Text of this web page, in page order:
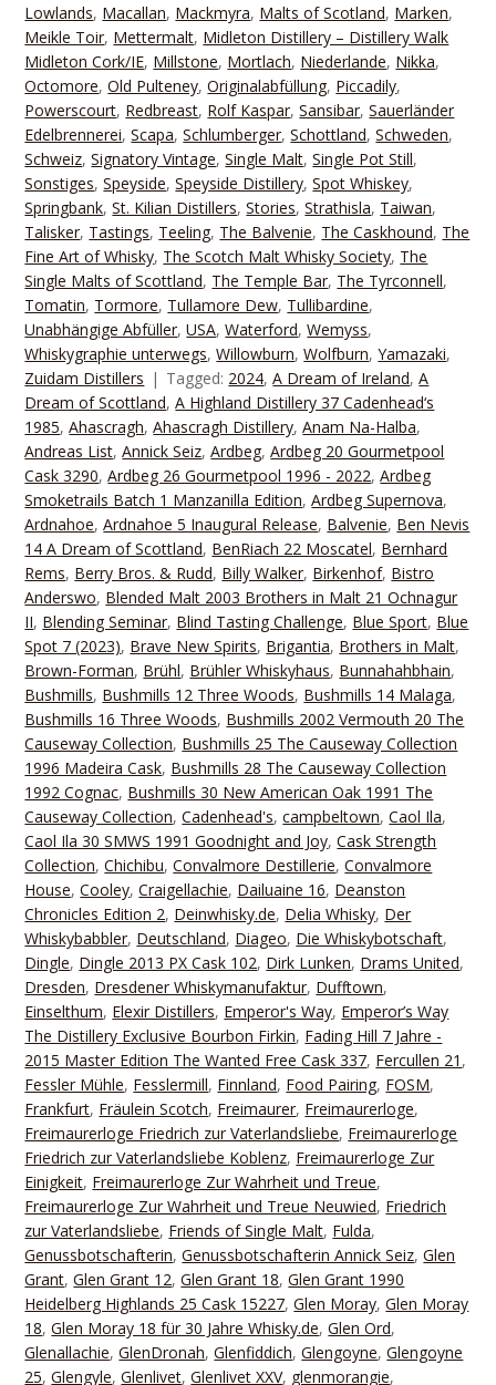
Lowlands, Macallan, Mackmyra, Malts of Scotland, Marken,
Meikle Toir, Mettermalt, Midleton Distillery – Distillery Walk
Midleton Cork/IE, Millstone, Mortlach, Niederlande, Nikka,
Octomore,Old Pulteney,Originalabfüllung, Piccadily,
Powerscourt, Redbreast, Rolf Kaspar,Sansibar,Sauerländer
Edelbrennerei,Scapa,Schlumberger,Schottland,Schweden,
Schweiz,Signatory Vintage,Single Malt,Single Pot Still,
Sonstiges,Speyside,Speyside Distillery,Spot Whiskey,
Springbank,St. Kilian Distillers,Stories,Strathisla, Taiwan,
Talisker, Tastings, Teeling, The Balvenie, The Caskhound, The
Fine Art of Whisky, The Scotch Malt Whisky Society, The
Single Malts of Scottland, The Temple Bar, The Tyrconnell,
Tomatin, Tormore, Tullamore Dew, Tullibardine,
Unabhängige Abfüller,USA,Waterford,Wemyss,
Whiskygraphie unterwegs,Willowburn,Wolfburn,Yamazaki,
Zuidam Distillers
Tagged: 2024,A Dream of Ireland,A
Dream of Scottland,A Highland Distillery 37 Cadenhead‘s
1985,Ahascragh,Ahascragh Distillery,Anam Na-Halba,
Andreas List,Annick Seiz,Ardbeg,Ardbeg 20 Gourmetpool
Cask 3290,Ardbeg 26 Gourmetpool 1996 - 2022,Ardbeg
Smoketrails Batch 1 Manzanilla Edition,Ardbeg Supernova,
Ardnahoe,Ardnahoe 5 Inaugural Release, Balvenie, Ben Nevis
14 A Dream of Scottland, BenRiach 22 Moscatel, Bernhard
Rems, Berry Bros. & Rudd, Billy Walker, Birkenhof, Bistro
Anderswo, Blended Malt 2003 Brothers in Malt 21 Ochnagur
II, Blending Seminar, Blind Tasting Challenge, Blue Sport, Blue
Spot 7 (2023), Brave New Spirits, Brigantia, Brothers in Malt,
Brown-Forman, Brühl, Brühler Whiskyhaus, Bunnahahbhain,
Bushmills, Bushmills 12 Three Woods, Bushmills 14 Malaga,
Bushmills 16 Three Woods, Bushmills 2002 Vermouth 20 The
Causeway Collection, Bushmills 25 The Causeway Collection
1996 Madeira Cask, Bushmills 28 The Causeway Collection
1992 Cognac, Bushmills 30 New American Oak 1991 The
Causeway Collection,Cadenhead's,campbeltown,Caol Ila,
Caol Ila 30 SMWS 1991 Goodnight and Joy,Cask Strength
Collection,Chichibu,Convalmore Destillerie,Convalmore
House,Cooley,Craigellachie, Dailuaine 16, Deanston
Chronicles Edition 2, Deinwhisky.de, Delia Whisky, Der
Whiskybabbler, Deutschland, Diageo, Die Whiskybotschaft,
Dingle, Dingle 2013 PX Cask 102, Dirk Lunken, Drams United,
Dresden, Dresdener Whiskymanufaktur, Dufftown,
Einselthum, Elexir Distillers, Emperor's Way, Emperor’s Way
The Distillery Exclusive Bourbon Firkin, Fading Hill 7 Jahre -
2015 Master Edition The Wanted Free Cask 337, Fercullen 21 ,
Fessler Mühle, Fesslermill, Finnland, Food Pairing, FOSM,
Frankfurt, Fräulein Scotch, Freimaurer, Freimaurerloge,
Freimaurerloge Friedrich zur Vaterlandsliebe, Freimaurerloge
Friedrich zur Vaterlandsliebe Koblenz, Freimaurerloge Zur
Einigkeit, Freimaurerloge Zur Wahrheit und Treue,
Freimaurerloge Zur Wahrheit und Treue Neuwied, Friedrich
zur Vaterlandsliebe, Friends of Single Malt, Fulda,
Genussbotschafterin,Genussbotschafterin Annick Seiz,Glen
Grant,Glen Grant 12,Glen Grant 18,Glen Grant 1990
Heidelberg Highlands 25 Cask 15227,Glen Moray,Glen Moray
18,Glen Moray 18 für 30 Jahre Whisky.de,Glen Ord,
Glenallachie,GlenDronah,Glenfiddich,Glengoyne,Glengoyne
25,Glengyle,Glenlivet,Glenlivet XXV, glenmorangie,